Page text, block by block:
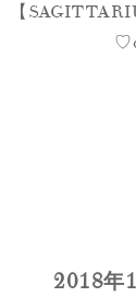
【
2018年